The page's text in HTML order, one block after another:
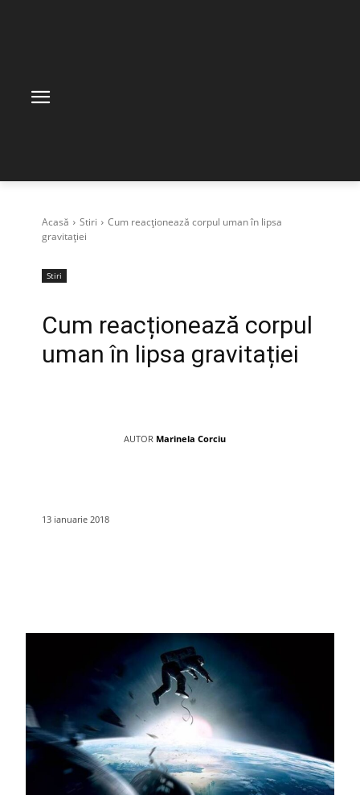
Acasă Stiri
Cum reacționează corpul uman în lipsa
gravitației
Stiri
Cum reacționează corpul
uman în lipsa gravitației
AUTOR Marinela Corciu
13 ianuarie 2018